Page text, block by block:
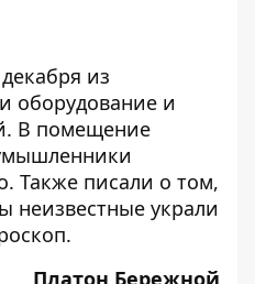
из
оборудование и
. В помещение
Также писали о том,
неизвестные украли
.
Платон Бережной